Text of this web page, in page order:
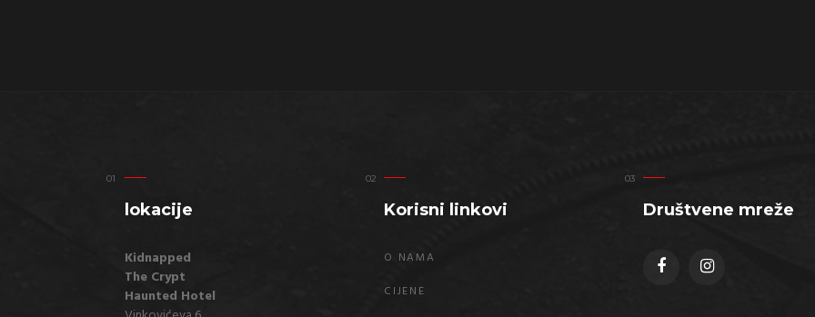
lokacije
Kidnapped
The Crypt
Haunted Hotel
Korisni linkovi
O NAMA
CIJENE
Društvene mreže